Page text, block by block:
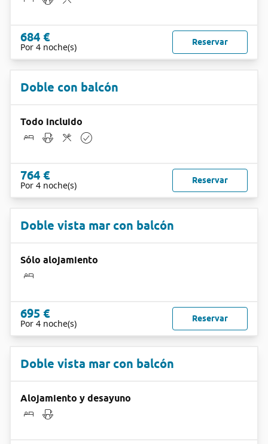
684 €
Por 4 noche(s) Reservar
Doble con balcón
Todo incluido
764 €
Por 4 noche(s) Reservar
Doble vista mar con balcón
Sólo alojamiento
695 €
Por 4 noche(s) Reservar
Doble vista mar con balcón
Alojamiento y desayuno